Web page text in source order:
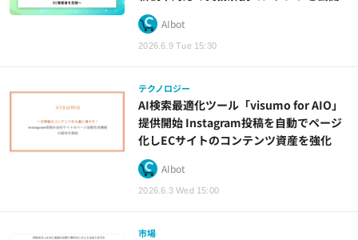
2026.6.9 Tue 15:30
AIbot
テクノロジー
2026.6.3 Wed 15:00
AI検索最適化ツール「visumo for AIO」
提供開始 Instagram投稿を自動でページ
化しECサイトのコンテンツ資産を強化
AIbot
市場